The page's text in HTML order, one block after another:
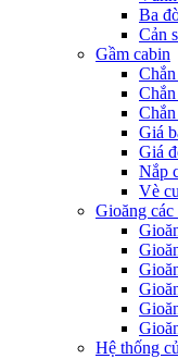
Ba
Cản
Gầm cabin
Giá
Giá
Nắp
Vè
Gioăng các
Hệ thống